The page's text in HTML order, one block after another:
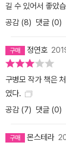
길 수 있어서 좋았
공감 (8) 댓글 (0)
정연호
구병모 작가 책은
였다.
공감 (7) 댓글 (0)
몬스테라